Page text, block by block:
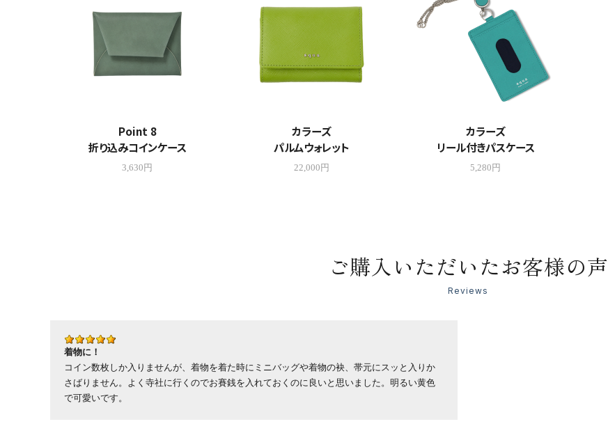
Point 8
折り込みコインケース
3,630円
カラーズ
パルムウォレット
22,000円
カラーズ
リール付きパスケース
5,280円
ご購入いただいたお客様の声
Reviews
着物に！
コイン数枚しか入りませんが、着物を着た時にミニバッグや着物の袂、帯元にスッと入りか
さばりません。よく寺社に行くのでお賽銭を入れておくのに良いと思いました。明るい黄色
で可愛いです。